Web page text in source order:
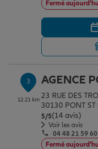
Garantie des
Assurance scolaire
Protection juridique
Retraite
Fermé
3
12.21 km
AGENCE
23 RUE DES
30130 PONT ST
5/5Note de 5 sur 5
(14 avis)
Voir les avis
04 48 21 59 60
Fermé